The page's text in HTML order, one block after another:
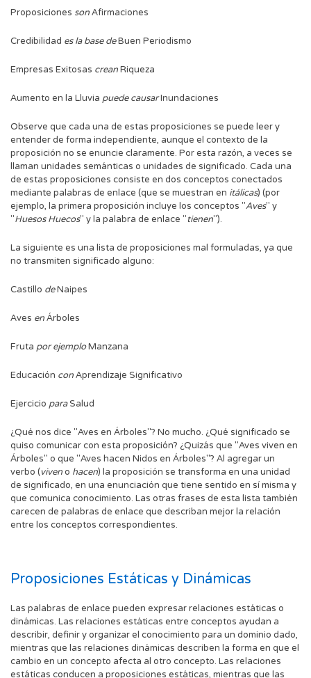
Proposiciones sonAfirmaciones
Credibilidad es la base deBuen Periodismo
Empresas Exitosas creanRiqueza
Aumento en la Lluvia puede causarInundaciones
Observe que cada una de estas proposiciones se puede leer y
entender de forma independiente, aunque el contexto de la
proposición no se enuncie claramente. Por esta razón, a veces se
llaman unidades semánticas o unidades de significado. Cada una
de estas proposiciones consiste en dos conceptos conectados
mediante palabras de enlace (que se muestran en itálicas) (por
ejemplo, la primera proposición incluye los conceptos "Aves" y
"Huesos Huecos" y la palabra de enlace "tienen").
La siguiente es una lista de proposiciones mal formuladas, ya que
no transmiten significado alguno:
Castillo deNaipes
Aves enÁrboles
Fruta por ejemploManzana
Educación conAprendizaje Significativo
Ejercicio paraSalud
¿Qué nos dice "Aves en Árboles"? No mucho. ¿Qué significado se
quiso comunicar con esta proposición? ¿Quizás que "Aves viven en
Árboles" o que "Aves hacen Nidos en Árboles"? Al agregar un
verbo (viveno hacen) la proposición se transforma en una unidad
de significado, en una enunciación que tiene sentido en sí misma y
que comunica conocimiento. Las otras frases de esta lista también
carecen de palabras de enlace que describan mejor la relación
entre los conceptos correspondientes.
Proposiciones Estáticas y Dinámicas
Las palabras de enlace pueden expresar relaciones estáticas o
dinámicas. Las relaciones estáticas entre conceptos ayudan a
describir, definir y organizar el conocimiento para un dominio dado,
mientras que las relaciones dinámicas describen la forma en que el
cambio en un concepto afecta al otro concepto. Las relaciones
estáticas conducen a proposiciones estáticas, mientras que las